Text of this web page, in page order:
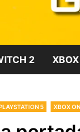
2
5 XBOX